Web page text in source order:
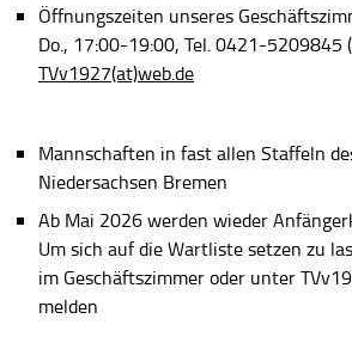
Öffnungszeiten unseres
Do., 17:00-19:00, Tel. 0421-5209845
TVv1927(at)web.de
Mannschaften in fast allen Staffeln
Niedersachsen Bremen
Ab Mai 2026 werden wieder
Um sich auf die Wartliste setzen zu
im Geschäftszimmer oder unter
melden